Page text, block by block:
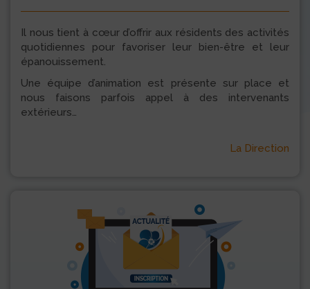
Il nous tient à cœur d’offrir aux résidents des activités
quotidiennes pour favoriser leur bien-être et leur
épanouissement.
Une équipe d’animation est présente sur place et
nous faisons parfois appel à des intervenants
extérieurs…
La Direction